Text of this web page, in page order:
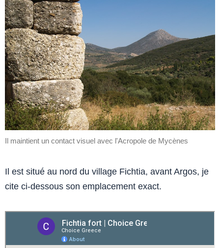
Il maintient un contact visuel avec l'Acropole de Mycènes
Il est situé au nord du village Fichtia, avant Argos, je
cite ci-dessous son emplacement exact.